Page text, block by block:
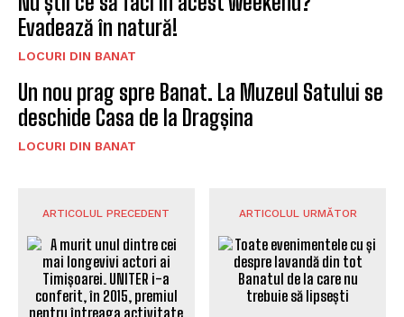
Evadează în natură!
LOCURI DIN BANAT
Un nou prag spre Banat. La Muzeul Satului se
deschide Casa de la Dragșina
LOCURI DIN BANAT
ARTICOLUL PRECEDENT ARTICOLUL URMĂTOR